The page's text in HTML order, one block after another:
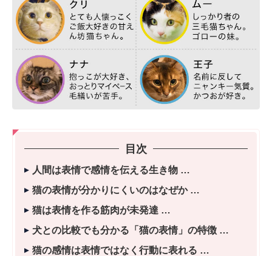
目次
人間は表情で感情を伝える生き物
猫の表情が分かりにくいのはなぜか
猫は表情を作る筋肉が未発達
犬との比較でも分かる「猫の表情」の特徴
猫の感情は表情ではなく行動に表れる